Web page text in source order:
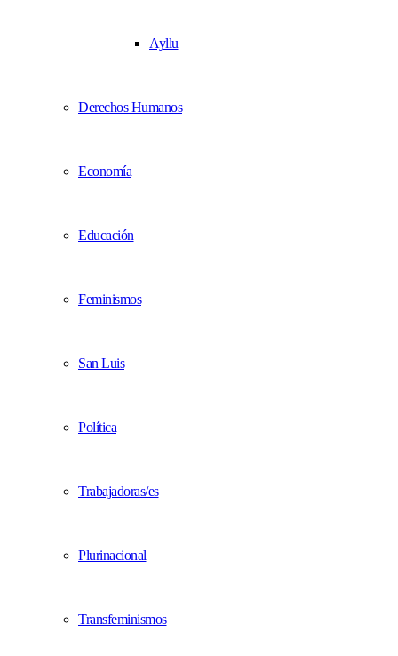
Ayllu
Derechos Humanos
Economía
Educación
Feminismos
San Luis
Política
Trabajadoras/es
Plurinacional
Transfeminismos